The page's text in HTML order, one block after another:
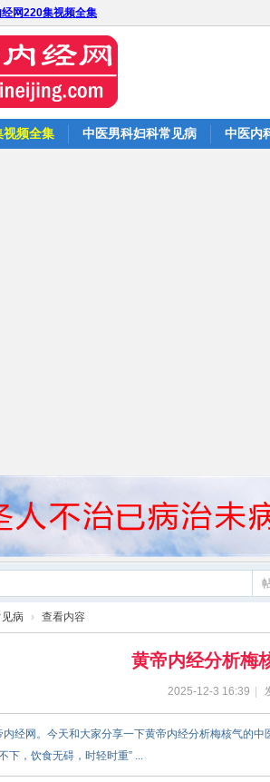
网220集视频全集
视频全集 中医男科妇科常见病 中医内
病 › 查看内容
黄帝内经分析梅
2025-12-3 16:39
内经网。今天和大家分享一下黄帝内经分析梅核气的
下，饮食无碍，时轻时重” ...